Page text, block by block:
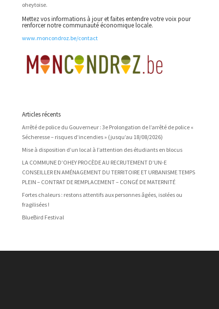
oheytoise.
Mettez vos informations à jour et faites entendre votre voix pour
renforcer notre communauté économique locale.
www.moncondroz.be/contact
Articles récents
Arrêté de police du Gouverneur : 3e Prolongation de l’arrêté de police «
Sécheresse – risques d’incendies » (jusqu’au 18/08/2026)
Mise à disposition d’un local à l’attention des étudiants en blocus
LA COMMUNE D’OHEY PROCÈDE AU RECRUTEMENT D’UN-E
CONSEILLER EN AMÉNAGEMENT DU TERRITOIRE ET URBANISME TEMPS
PLEIN – CONTRAT DE REMPLACEMENT – CONGÉ DE MATERNITÉ
Fortes chaleurs : restons attentifs aux personnes âgées, isolées ou
fragilisées !
BlueBird Festival